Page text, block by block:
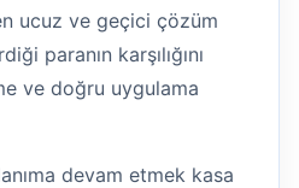
ucuz ve geçici çözüm
paranın karşılığını
ve doğru uygulama
devam etmek kasa